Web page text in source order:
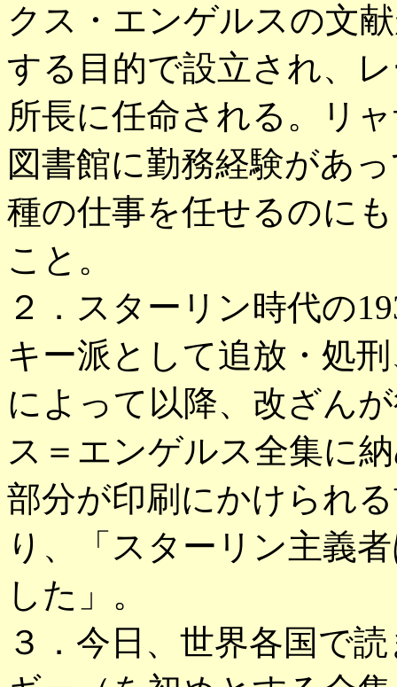
クス・エンゲルスの文
する目的で設立され、
所長に任命される。リ
図書館に勤務経験があ
種の仕事を任せるのに
こと。
２．スターリン時代の
キー派として追放・処
によって以降、改ざん
ス＝エンゲルス全集に
部分が印刷にかけられ
り、「スターリン主義
した」。
３．今日、世界各国で